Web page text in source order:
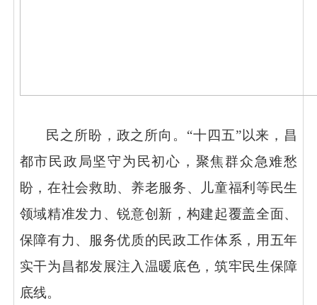
民之所盼，政之所向。 “十四五”以来，昌
都市民政局坚守为民初心，聚焦群众急难愁
盼，在社会救助、养老服务、儿童福利等民生
领域精准发力、锐意创新，构建起覆盖全面、
保障有力、服务优质的民政工作体系，用五年
实干为昌都发展注入温暖底色，筑牢民生保障
底线。